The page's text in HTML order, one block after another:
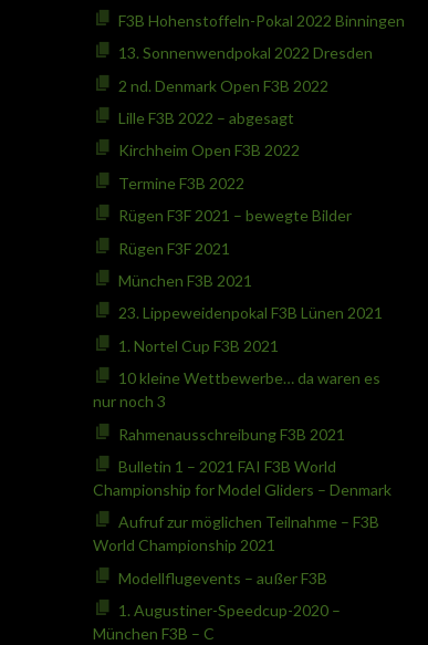
F3B Hohenstoffeln-Pokal 2022 Binningen
13. Sonnenwendpokal 2022 Dresden
2 nd. Denmark Open F3B 2022
Lille F3B 2022 – abgesagt
Kirchheim Open F3B 2022
Termine F3B 2022
Rügen F3F 2021 – bewegte Bilder
Rügen F3F 2021
München F3B 2021
23. Lippeweidenpokal F3B Lünen 2021
1. Nortel Cup F3B 2021
10 kleine Wettbewerbe… da waren es
nur noch 3
Rahmenausschreibung F3B 2021
Bulletin 1 – 2021 FAI F3B World
Championship for Model Gliders – Denmark
Aufruf zur möglichen Teilnahme – F3B
World Championship 2021
Modellflugevents – außer F3B
1. Augustiner-Speedcup-2020 –
München F3B – C